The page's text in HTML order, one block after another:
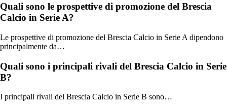
Quali sono le prospettive di promozione del Brescia
Calcio in Serie A?
Le prospettive di promozione del Brescia Calcio in Serie A dipendono
principalmente da…
Quali sono i principali rivali del Brescia Calcio in Serie
B?
I principali rivali del Brescia Calcio in Serie B sono…